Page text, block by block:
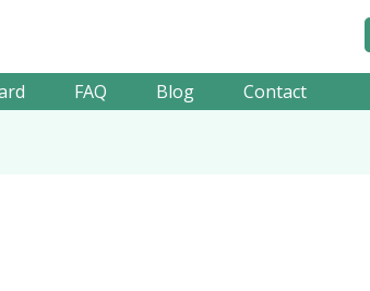
FAQ Blog Contact